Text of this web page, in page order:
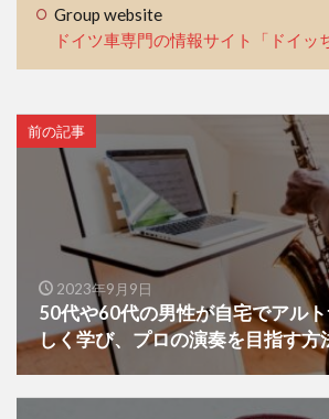
Group website
ドイツ車専門の情報サイト「ドイッ
前の記事
2023年9月9日
50代や60代の男性が自宅でアル
しく学び、プロの演奏を目指す方